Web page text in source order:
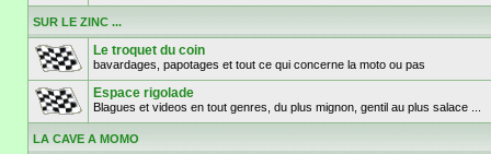
SUR LE ZINC ...
Le troquet du coin
bavardages, papotages et tout ce qui concerne la moto ou pas
Espace rigolade
Blagues et videos en tout genres, du plus mignon, gentil au plus salace ...
LA CAVE A MOMO